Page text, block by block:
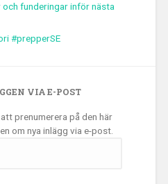
och funderingar inför nästa
#prepperSE
VIA E-POST
prenumerera på den här
om nya inlägg via e-post.